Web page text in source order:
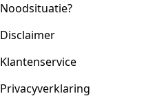
Noodsituatie?
Disclaimer
Klantenservice
Privacyverklaring